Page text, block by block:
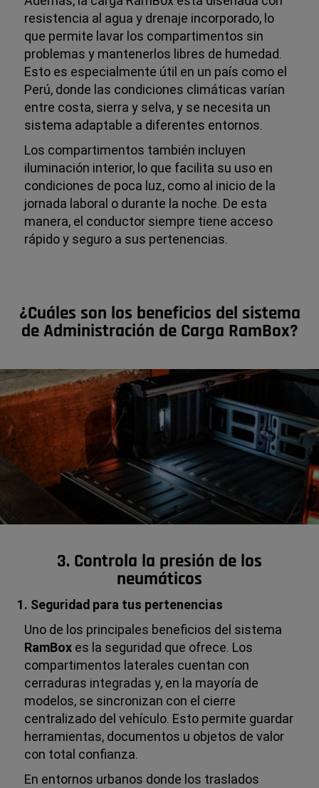
resistencia al agua y drenaje incorporado, lo
que permite lavar los compartimentos sin
problemas y mantenerlos libres de humedad.
Esto es especialmente útil en un país como el
Perú, donde las condiciones climáticas varían
entre costa, sierra y selva, y se necesita un
sistema adaptable a diferentes entornos.
Los compartimentos también incluyen
iluminación interior, lo que facilita su uso en
condiciones de poca luz, como al inicio de la
jornada laboral o durante la noche. De esta
manera, el conductor siempre tiene acceso
rápido y seguro a sus pertenencias.
¿Cuáles son los beneficios del sistema
de Administración de Carga RamBox?
3. Controla la presión de los
neumáticos
1. Seguridad para tus pertenencias
Uno de los principales beneficios del sistema
RamBox es la seguridad que ofrece. Los
compartimentos laterales cuentan con
cerraduras integradas y, en la mayoría de
modelos, se sincronizan con el cierre
centralizado del vehículo. Esto permite guardar
herramientas, documentos u objetos de valor
con total confianza.
En entornos urbanos donde los traslados